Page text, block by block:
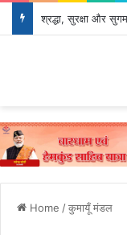
Home /कुमायूँ मंडल